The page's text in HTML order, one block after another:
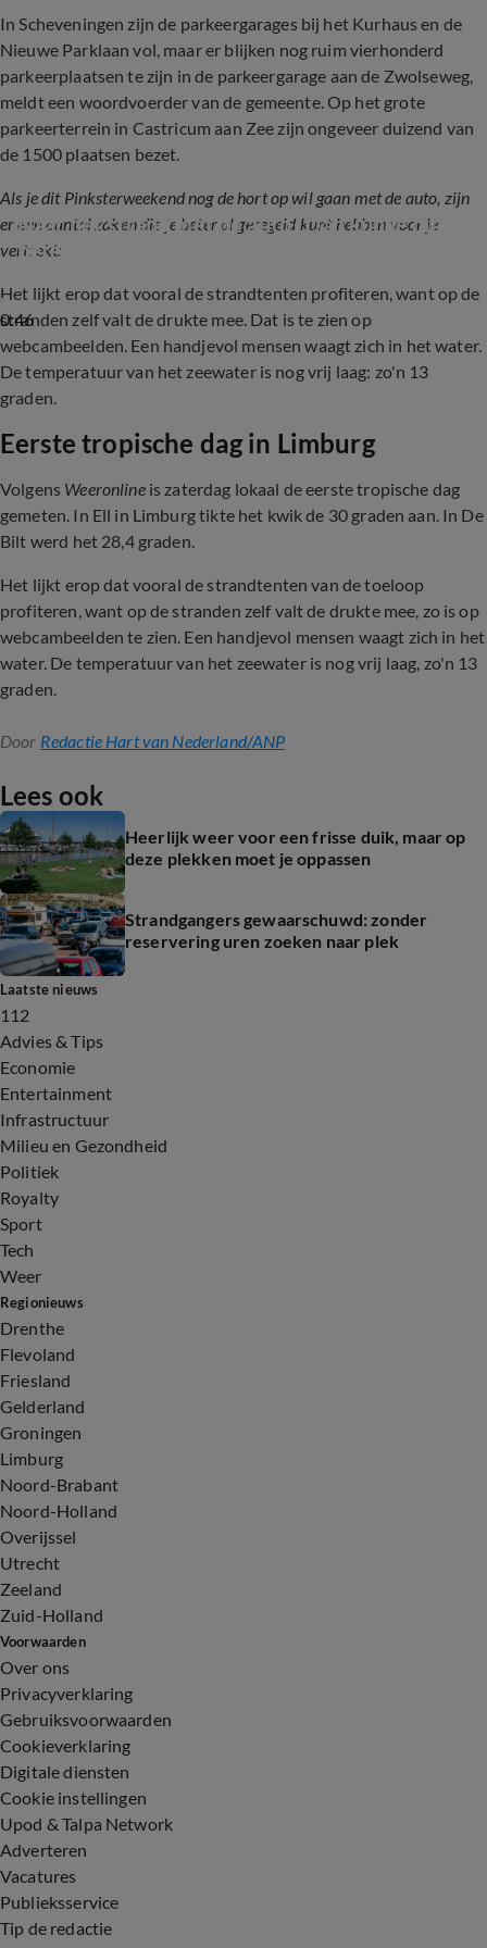
In Scheveningen zijn de parkeergarages bij het Kurhaus en de
Nieuwe Parklaan vol, maar er blijken nog ruim vierhonderd
parkeerplaatsen te zijn in de parkeergarage aan de Zwolseweg,
meldt een woordvoerder van de gemeente. Op het grote
parkeerterrein in Castricum aan Zee zijn ongeveer duizend van
de 1500 plaatsen bezet.
Als je dit Pinksterweekend nog de hort op wil gaan met de auto, zijn
er een aantal zaken die je beter al geregeld kunt hebben voor je
vertrekt:
0:46
Naar het strand met de auto? Dan kun je dit
beter vooraf regelen
Het lijkt erop dat vooral de strandtenten profiteren, want op de
stranden zelf valt de drukte mee. Dat is te zien op
webcambeelden. Een handjevol mensen waagt zich in het water.
De temperatuur van het zeewater is nog vrij laag: zo'n 13
graden.
Eerste tropische dag in Limburg
Volgens Weeronlineis zaterdag lokaal de eerste tropische dag
gemeten. In Ell in Limburg tikte het kwik de 30 graden aan. In De
Bilt werd het 28,4 graden.
Het lijkt erop dat vooral de strandtenten van de toeloop
profiteren, want op de stranden zelf valt de drukte mee, zo is op
webcambeelden te zien. Een handjevol mensen waagt zich in het
water. De temperatuur van het zeewater is nog vrij laag, zo'n 13
graden.
Door Redactie Hart van Nederland/ANP
Lees ook
Heerlijk weer voor een frisse duik, maar op
deze plekken moet je oppassen
Strandgangers gewaarschuwd: zonder
reservering uren zoeken naar plek
Laatste nieuws
112
Advies & Tips
Economie
Entertainment
Infrastructuur
Milieu en Gezondheid
Politiek
Royalty
Sport
Tech
Weer
Regionieuws
Drenthe
Flevoland
Friesland
Gelderland
Groningen
Limburg
Noord-Brabant
Noord-Holland
Overijssel
Utrecht
Zeeland
Zuid-Holland
Voorwaarden
Over ons
Privacyverklaring
Gebruiksvoorwaarden
Cookieverklaring
Digitale diensten
Cookie instellingen
Upod & Talpa Network
Adverteren
Vacatures
Publieksservice
Tip de redactie